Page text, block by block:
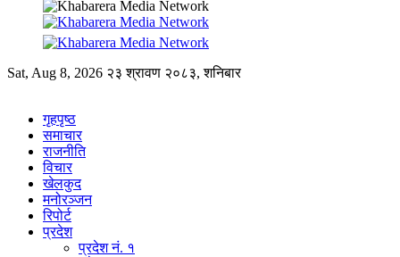
Sat, Aug 8, 2026 २३ श्रावण २०८३, शनिबार
गृहपृष्ठ
समाचार
राजनीति
विचार
खेलकुद
मनोरञ्जन
रिपोर्ट
प्रदेश
प्रदेश नं. १